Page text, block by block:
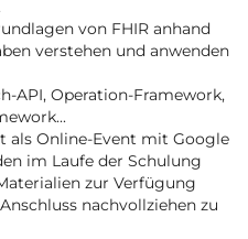
von FHIR anhand
verstehen und anwenden
API, Operation-Framework,
als Online-Event mit Google
im Laufe der Schulung
zur Verfügung
nachvollziehen zu